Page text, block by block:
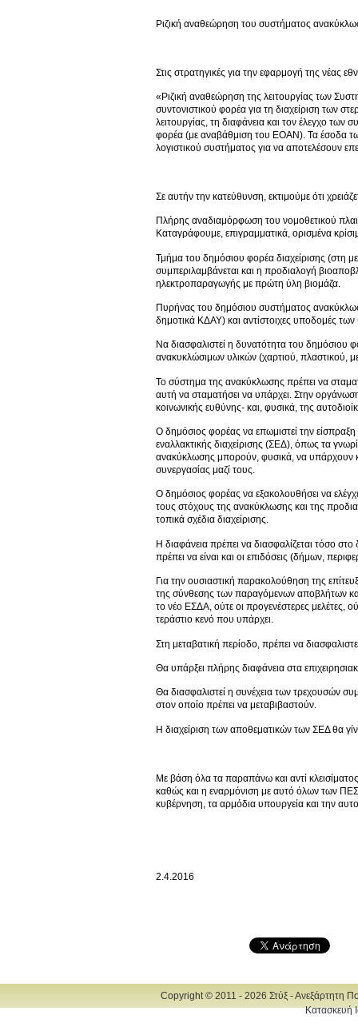
Ριζική αναθεώρηση του συστήματος
Στις στρατηγικές για την εφαρμογή της νέας
«Ριζική αναθεώρηση της λειτουργίας των
συντονιστικού φορέα για τη διαχείριση των
λειτουργίας, τη διαφάνεια και τον έλεγχο των
φορέα (με αναβάθμιση του ΕΟΑΝ). Τα έσοδα
λογιστικού συστήματος για να αποτελέσουν
Σε αυτήν την κατεύθυνση, εκτιμούμε ότι
Πλήρης αναδιαμόρφωση του νομοθετικού
Καταγράφουμε, επιγραμματικά, ορισμένα
Τμήμα του δημόσιου φορέα διαχείρισης (στη
συμπεριλαμβάνεται και η προδιαλογή
ηλεκτροπαραγωγής με πρώτη ύλη βιομάζα.
Πυρήνας του δημόσιου συστήματος
δημοτικά ΚΔΑΥ) και αντίστοιχες υποδομές
Να διασφαλιστεί η δυνατότητα του δημόσιου
ανακυκλώσιμων υλικών (χαρτιού, πλαστικού,
Το σύστημα της ανακύκλωσης πρέπει να
αυτή να σταματήσει να υπάρχει. Στην
κοινωνικής ευθύνης- και, φυσικά, της
Ο δημόσιος φορέας να επωμιστεί την
εναλλακτικής διαχείρισης (ΣΕΔ), όπως τα
ανακύκλωσης μπορούν, φυσικά, να υπάρχουν
συνεργασίας μαζί τους.
Ο δημόσιος φορέας να εξακολουθήσει να
τους στόχους της ανακύκλωσης και της
τοπικά σχέδια διαχείρισης.
Η διαφάνεια πρέπει να διασφαλίζεται τόσο
πρέπει να είναι και οι επιδόσεις (δήμων,
Για την ουσιαστική παρακολούθηση της
της σύνθεσης των παραγόμενων αποβλήτων
το νέο ΕΣΔΑ, ούτε οι προγενέστερες μελέτες,
τεράστιο κενό που υπάρχει.
Στη μεταβατική περίοδο, πρέπει να
Θα υπάρξει πλήρης διαφάνεια στα
Θα διασφαλιστεί η συνέχεια των τρεχουσών
στον οποίο πρέπει να μεταβιβαστούν.
Η διαχείριση των αποθεματικών των ΣΕΔ θα
Με βάση όλα τα παραπάνω και αντί
καθώς και η εναρμόνιση με αυτό όλων των
κυβέρνηση, τα αρμόδια υπουργεία και την
2.4.2016
Copyright © 2011 - 2026 Στύξ - Ανεξάρτητη
Κατασκευή